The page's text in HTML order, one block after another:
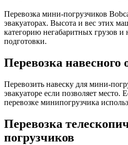
Перевозка мини-погрузчиков
эвакуаторах. Высота и вес этих
категорию негабаритных грузов и
подготовки.
Перевозка навесного
Перевозить навеску для мини-
эвакуаторе если позволяет место.
перевозке минипогрузчика
Перевозка
погрузчиков